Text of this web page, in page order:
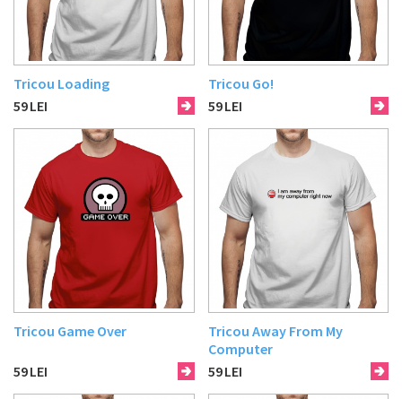
Tricou Loading
59LEI
Tricou Go!
59LEI
Tricou Game Over
59LEI
Tricou Away From My
Computer
59LEI